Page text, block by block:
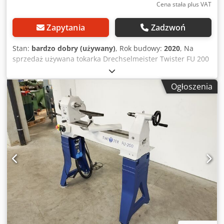
Cena stała plus VAT
Zapytania Zadzwoń
Stan: bardzo dobry (używany), Rok budowy: 2020, Na
sprzedaż używana tokarka Drechselmeister Twister FU 200
ze szczytową długością toczenia 715 mm. Maszyna
znajduje się w dobrym stanie. Dane techniczne: - Wysokość
ostrza: 200 mm - Średnica toczenia: 395 mm (z
opcjonalnym urządzeniem do toczenia zewnętrznego: 700
mm) - Odległość między końcami ok. 715 mm (opcjonalnie
rozszrzerzana) - Mocowanie wrzeciona: M33 x 3,5 z
rowkiem zabezpieczającym ASR (Euro) - Stożek wrzeciona i
konika: MK2 - Prędkości obrotowe (2 zakresy paskowe): 60–
1 350 obr./min i 180–3 750 obr./min - Skok pinoli: 100 mm
(z gwintem trapezowym), przygotowana do wrzeciona
wiercącego ER-25 - Silnik 2 KM (zasilanie 230 V) -
Przełącznik hamulca 2-stopniowy - Masa w wersji stojącej:
166 kg Crodpfoyucw Tjx Ag Ujf Maszyna znajduje się w A-
5431 Kuchl i może zostać obejrzana w każdej chwili
podczas naszych godzin otwarcia. Sprzedaż zastrzeżona do
Ogłoszenia